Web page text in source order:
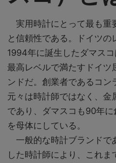
実用時計にとって最も重
と信頼性である。ドイツの
1994年に誕生したダマス
最高レベルで満たすドイツ
ンドだ。創業者であるコン
元々は時計師ではなく、金
であり、ダマスコも90年
を母体にしている。
一般的な時計ブランドで
した時計師により、これ